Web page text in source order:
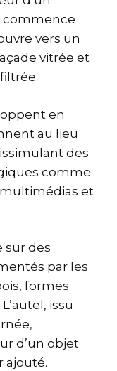
commence
vers un
vitrée et
en
au lieu
des
comme
et
sur des
par les
formes
issu
d’un objet
ajouté.